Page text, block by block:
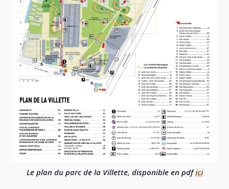
Le plan du parc de la Villette, disponible en pdfici